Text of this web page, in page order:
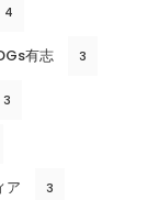
4
有志 3
3
ア 3